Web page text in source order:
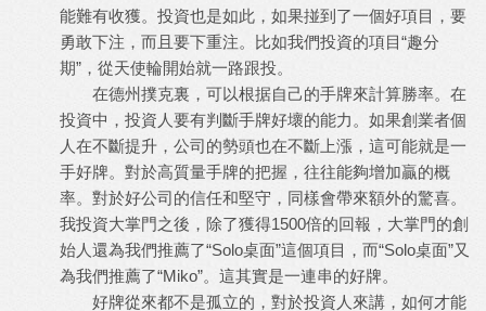
能難有收獲。投資也是如此，如果掽到了一個好項目，要
勇敢下注，而且要下重注。比如我們投資的項目“趣分
期”，從天使輪開始就一路跟投。
在德州撲克裏，可以根据自己的手牌來計算勝率。在
投資中，投資人要有判斷手牌好壞的能力。如果創業者個
人在不斷提升，公司的勢頭也在不斷上漲，這可能就是一
手好牌。對於高質量手牌的把握，往往能夠增加贏的概
率。對於好公司的信任和堅守，同樣會帶來額外的驚喜。
我投資大掌門之後，除了獲得1500倍的回報，大掌門的創
始人還為我們推薦了“Solo桌面”這個項目，而“Solo桌面”又
為我們推薦了“Miko”。這其實是一連串的好牌。
好牌從來都不是孤立的，對於投資人來講，如何才能